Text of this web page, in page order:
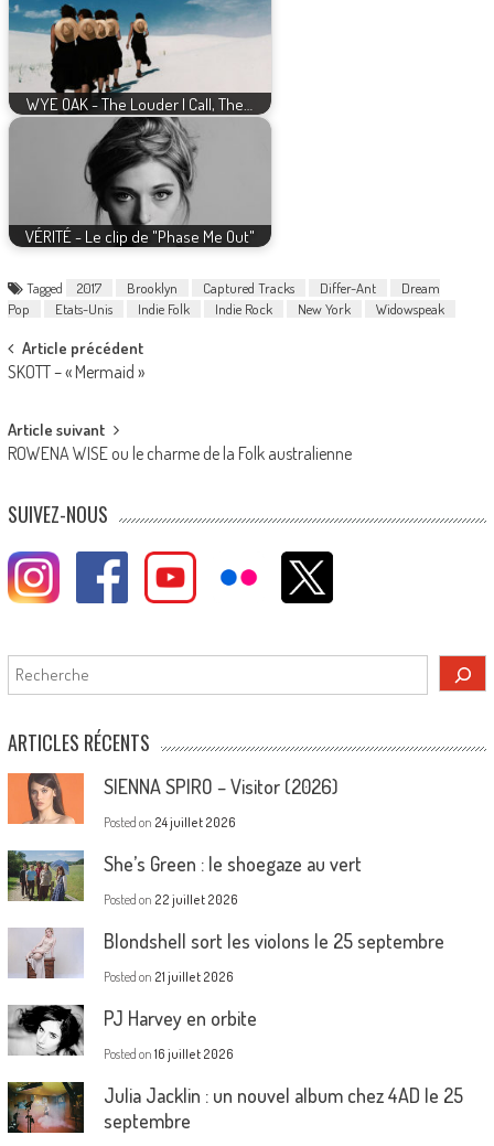
WYE OAK - The Louder I Call, The…
VÉRITÉ - Le clip de "Phase Me Out"
Tagged 2017 Brooklyn Captured Tracks Differ-Ant
Dream
Pop
Etats-Unis Indie Folk Indie Rock New York Widowspeak
Post
navigation
Article précédent
SKOTT – « Mermaid »
Article suivant
ROWENA WISE ou le charme de la Folk australienne
SUIVEZ-NOUS
Rechercher
ARTICLES RÉCENTS
SIENNA SPIRO – Visitor (2026)
Posted on 24 juillet 2026
She’s Green : le shoegaze au vert
Posted on 22 juillet 2026
Blondshell sort les violons le 25 septembre
Posted on 21 juillet 2026
PJ Harvey en orbite
Posted on 16 juillet 2026
Julia Jacklin : un nouvel album chez 4AD le 25
septembre